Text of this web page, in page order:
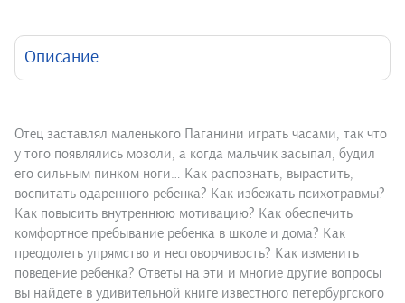
Описание
Отец заставлял маленького Паганини играть часами, так что
у того появлялись мозоли, а когда мальчик засыпал, будил
его сильным пинком ноги… Как распознать, вырастить,
воспитать одаренного ребенка? Как избежать психотравмы?
Как повысить внутреннюю мотивацию? Как обеспечить
комфортное пребывание ребенка в школе и дома? Как
преодолеть упрямство и несговорчивость? Как изменить
поведение ребенка? Ответы на эти и многие другие вопросы
вы найдете в удивительной книге известного петербургского